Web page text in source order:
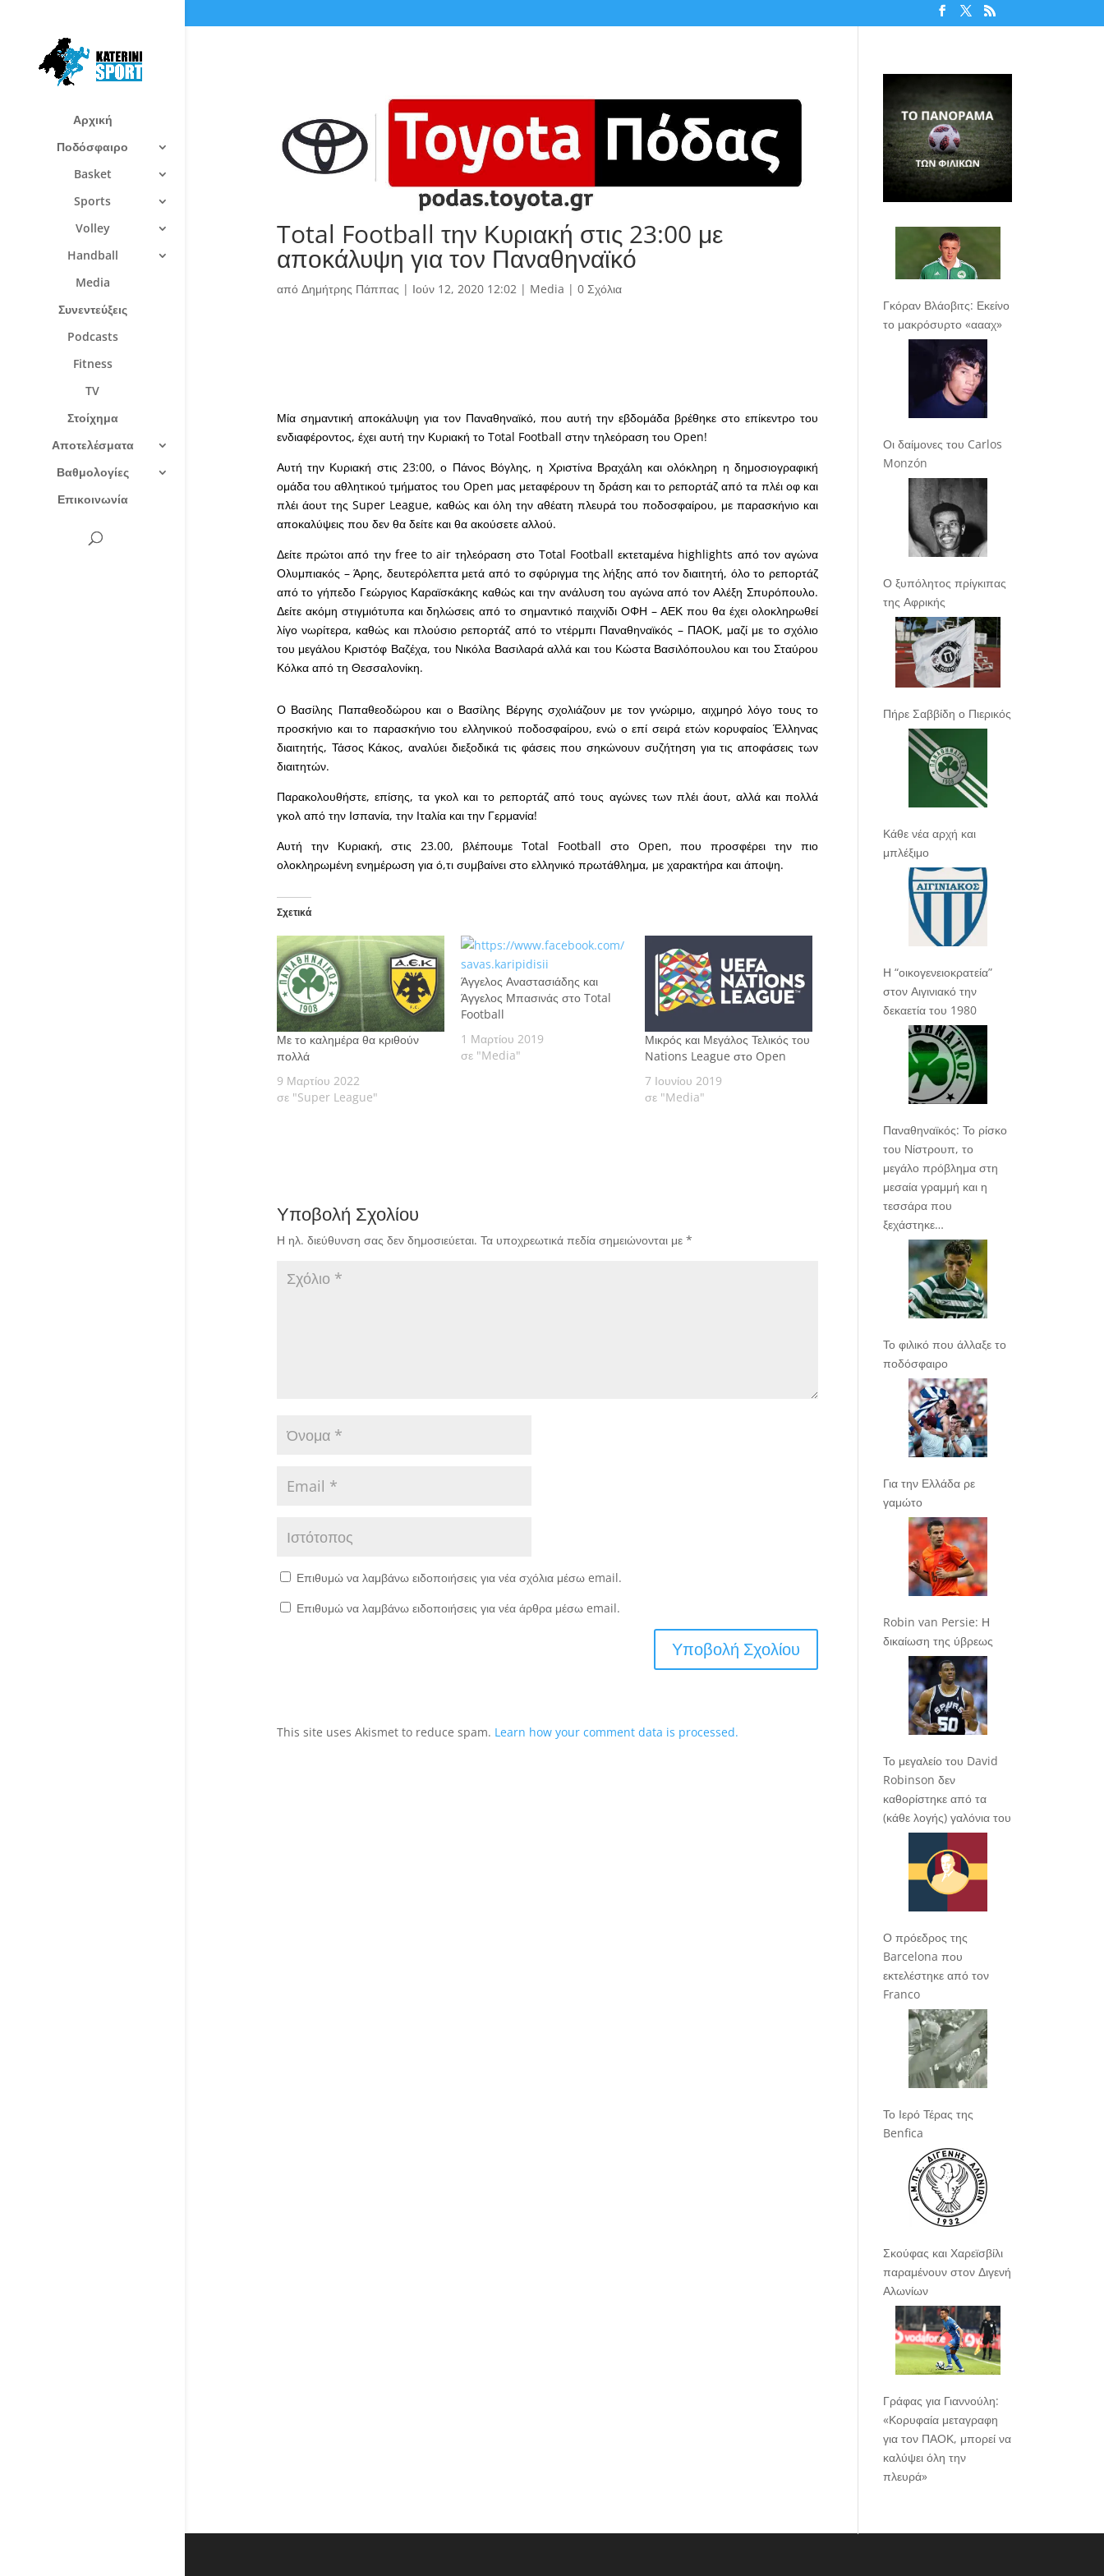
Αρχική
Ποδόσφαιρο
Basket
Sports
Volley
Handball
Media
Συνεντεύξεις
Podcasts
Fitness
TV
Στοίχημα
Αποτελέσματα
Βαθμολογίες
Επικοινωνία
Total Football την Κυριακή στις 23:00 με
αποκάλυψη για τον Παναθηναϊκό
από Δημήτρης Πάππας | Ιούν 12, 2020 12:02| Media | 0 Σχόλια
Μία σημαντική αποκάλυψη για τον Παναθηναϊκό, που αυτή την εβδομάδα βρέθηκε στο επίκεντρο του
ενδιαφέροντος, έχει αυτή την Κυριακή το Total Football στην τηλεόραση του Open!
Αυτή την Κυριακή στις 23:00, ο Πάνος Βόγλης, η Χριστίνα Βραχάλη και ολόκληρη η δημοσιογραφική
ομάδα του αθλητικού τμήματος του Open μας μεταφέρουν τη δράση και το ρεπορτάζ από τα πλέι οφ και
πλέι άουτ της Super League, καθώς και όλη την αθέατη πλευρά του ποδοσφαίρου, με παρασκήνιο και
αποκαλύψεις που δεν θα δείτε και θα ακούσετε αλλού.
Δείτε πρώτοι από την free to air τηλεόραση στο Total Football εκτεταμένα highlights από τον αγώνα
Ολυμπιακός – Άρης, δευτερόλεπτα μετά από το σφύριγμα της λήξης από τον διαιτητή, όλο το ρεπορτάζ
από το γήπεδο Γεώργιος Καραϊσκάκης καθώς και την ανάλυση του αγώνα από τον Αλέξη Σπυρόπουλο.
Δείτε ακόμη στιγμιότυπα και δηλώσεις από το σημαντικό παιχνίδι ΟΦΗ – ΑΕΚ που θα έχει ολοκληρωθεί
λίγο νωρίτερα, καθώς και πλούσιο ρεπορτάζ από το ντέρμπι Παναθηναϊκός – ΠΑΟΚ, μαζί με το σχόλιο
του μεγάλου Κριστόφ Βαζέχα, του Νικόλα Βασιλαρά αλλά και του Κώστα Βασιλόπουλου και του Σταύρου
Κόλκα από τη Θεσσαλονίκη.
Ο Βασίλης Παπαθεοδώρου και ο Βασίλης Βέργης σχολιάζουν με τον γνώριμο, αιχμηρό λόγο τους το
προσκήνιο και το παρασκήνιο του ελληνικού ποδοσφαίρου, ενώ ο επί σειρά ετών κορυφαίος Έλληνας
διαιτητής, Τάσος Κάκος, αναλύει διεξοδικά τις φάσεις που σηκώνουν συζήτηση για τις αποφάσεις των
διαιτητών.
Παρακολουθήστε, επίσης, τα γκολ και το ρεπορτάζ από τους αγώνες των πλέι άουτ, αλλά και πολλά
γκολ από την Ισπανία, την Ιταλία και την Γερμανία!
Αυτή την Κυριακή, στις 23.00, βλέπουμε Total Football στο Open, που προσφέρει την πιο
ολοκληρωμένη ενημέρωση για ό,τι συμβαίνει στο ελληνικό πρωτάθλημα, με χαρακτήρα και άποψη.
Σχετικά
Με το καλημέρα θα κριθούν
πολλά
9 Μαρτίου 2022
σε "Super League"
Άγγελος Αναστασιάδης και
Άγγελος Μπασινάς στο Total
Football
1 Μαρτίου 2019
σε "Media"
Μικρός και Μεγάλος Τελικός του
Nations League στο Open
7 Ιουνίου 2019
σε "Media"
Υποβολή Σχολίου
Η ηλ. διεύθυνση σας δεν δημοσιεύεται. Τα υποχρεωτικά πεδία σημειώνονται με *
Επιθυμώ να λαμβάνω ειδοποιήσεις για νέα σχόλια μέσω email.
Επιθυμώ να λαμβάνω ειδοποιήσεις για νέα άρθρα μέσω email.
This site uses Akismet to reduce spam. Learn how your comment data is processed.
Γκόραν Βλάοβιτς: Εκείνο
το μακρόσυρτο «αααχ»
Οι δαίμονες του Carlos
Monzón
Ο ξυπόλητος πρίγκιπας
της Αφρικής
Πήρε Σαββίδη ο Πιερικός
Κάθε νέα αρχή και
μπλέξιμο
Η “οικογενειοκρατεία”
στον Αιγινιακό την
δεκαετία του 1980
Παναθηναϊκός: Το ρίσκο
του Νίστρουπ, το
μεγάλο πρόβλημα στη
μεσαία γραμμή και η
τεσσάρα που
ξεχάστηκε…
Το φιλικό που άλλαξε το
ποδόσφαιρο
Για την Ελλάδα ρε
γαμώτο
Robin van Persie: Η
δικαίωση της ύβρεως
Το μεγαλείο του David
Robinson δεν
καθορίστηκε από τα
(κάθε λογής) γαλόνια του
Ο πρόεδρος της
Barcelona που
εκτελέστηκε από τον
Franco
Το Ιερό Τέρας της
Benfica
Σκούφας και Χαρεϊσβίλι
παραμένουν στον Διγενή
Αλωνίων
Γράφας για Γιαννούλη:
«Κορυφαία μεταγραφη
για τον ΠΑΟΚ, μπορεί να
καλύψει όλη την
πλευρά»